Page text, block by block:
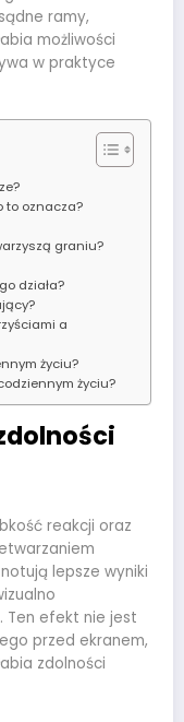
ramy,
możliwości
w praktyce
to oznacza?
graniu?
działa?
a
życiu?
życiu?
reakcji oraz
lepsze wyniki
Ten efekt nie jest
przed ekranem,
zdolności